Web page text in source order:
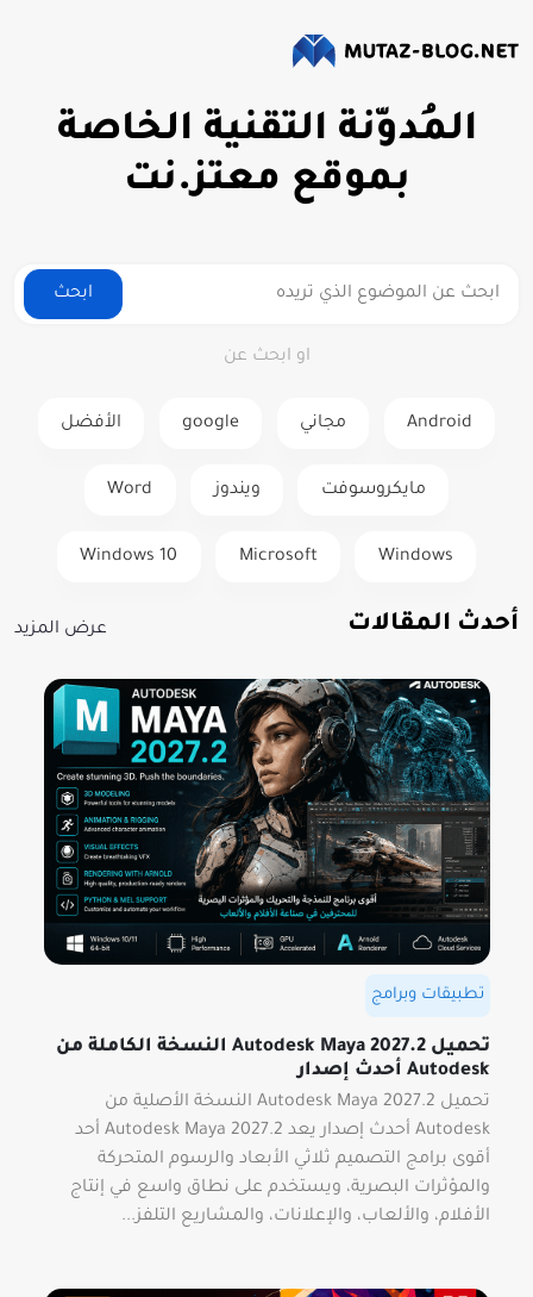
المُدوّنة التقنية الخاصة
بموقع معتز.نت
ابحث
او ابحث عن
Android مجاني google الأفضل
مايكروسوفت ويندوز Word
Windows
Microsoft
Windows 10
أحدث المقالات عرض المزيد
تطبيقات وبرامج
تحميل Autodesk Maya 2027.2 النسخة الكاملة من
Autodesk أحدث إصدار
تحميل Autodesk Maya 2027.2 النسخة الأصلية من
Autodesk أحدث إصدار يعد Autodesk Maya 2027.2 أحد
أقوى برامج التصميم ثلاثي الأبعاد والرسوم المتحركة
والمؤثرات البصرية، ويستخدم على نطاق واسع في إنتاج
الأفلام، والألعاب، والإعلانات، والمشاريع التلفز...